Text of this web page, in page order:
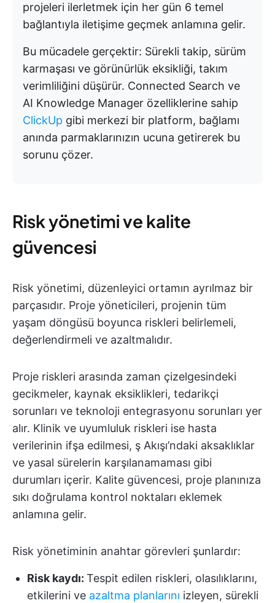
projeleri ilerletmek için her gün 6 temel
bağlantıyla iletişime geçmek anlamına gelir.
Bu mücadele gerçektir: Sürekli takip, sürüm
karmaşası ve görünürlük eksikliği, takım
verimliliğini düşürür. Connected Search ve
AI Knowledge Manager özelliklerine sahip
ClickUp gibi merkezi bir platform, bağlamı
anında parmaklarınızın ucuna getirerek bu
sorunu çözer.
Risk yönetimi ve kalite
güvencesi
Risk yönetimi, düzenleyici ortamın ayrılmaz bir
parçasıdır. Proje yöneticileri, projenin tüm
yaşam döngüsü boyunca riskleri belirlemeli,
değerlendirmeli ve azaltmalıdır.
Proje riskleri arasında zaman çizelgesindeki
gecikmeler, kaynak eksiklikleri, tedarikçi
sorunları ve teknoloji entegrasyonu sorunları yer
alır. Klinik ve uyumluluk riskleri ise hasta
verilerinin ifşa edilmesi, ş Akışı’ndaki aksaklıklar
ve yasal sürelerin karşılanamaması gibi
durumları içerir. Kalite güvencesi, proje planınıza
sıkı doğrulama kontrol noktaları eklemek
anlamına gelir.
Risk yönetiminin anahtar görevleri şunlardır:
Risk kaydı: Tespit edilen riskleri, olasılıklarını,
etkilerini ve azaltma planlarını izleyen, sürekli